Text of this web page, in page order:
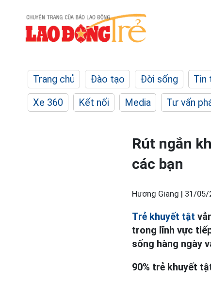
Trang chủ Đào tạo Đời sống Tin
Xe 360
Kết nối Media Tư vấn
Rút ngắn
các bạn
Hương Giang | 31/05/
Trẻ khuyết tật
trong lĩnh vực
sống hàng ngày
90% trẻ khuyết